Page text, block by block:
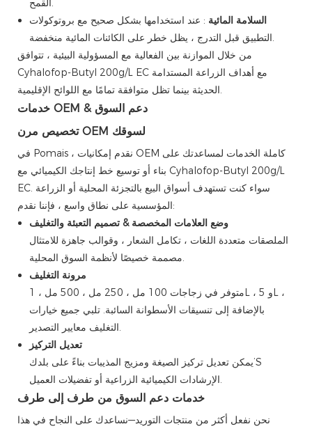
القمح.
السلامة المائية : عند استخدامها بشكل صحيح مع بروتوكولات
التطبيق قبل التدرج ، يظل خطر على الكائنات المائية منخفضة.
من خلال الموازنة بين الفعالية مع المسؤولية البيئية ، تتوافق
Cyhalofop-Butyl 200g/L EC مع أهداف الزراعة المستدامة
الحديثة بينما تظل متوافقة تمامًا مع اللوائح الإقليمية.
خدمات OEM & دعم السوق
تخصيص مرن OEM لسوقك
في Pomais ، نقدم إمكانيات OEM كاملة الخدمات لمساعدتك على
بناء أو توسيع خط إنتاجك الكيميائي مع Cyhalofop-Butyl 200g/L
EC. سواء كنت تستهدف أسواق البيع بالتجزئة المحلية أو الزراعة
المؤسسية على نطاق واسع ، فإننا نقدم:
وضع العلامات المخصصة & تصميم التعبئة والتغليف
الملصقات متعددة اللغات ، تكامل الشعار ، وقوالب جاهزة للامتثال
مصممة خصيصًا لأنظمة السوق المحلية.
مرونة التغليف
متوفر في زجاجات 100 مل ، 250 مل ، 500 مل ، 1L ، و 5L ،
بالإضافة إلى تنسيقات الأسطوانة السائبة. تلبي جميع خيارات
التغليف معايير التصدير.
تعديل التركيز
يمكن تعديل تركيز الصيغة ومزيج المذيبات بناءً على بلدك’S
الإرشادات الكيميائية الزراعية أو تفضيلات العميل.
خدمات دعم السوق من طرف إلى طرف
نحن نفعل أكثر من منتجات التوريد—نساعدك على النجاح في هذا